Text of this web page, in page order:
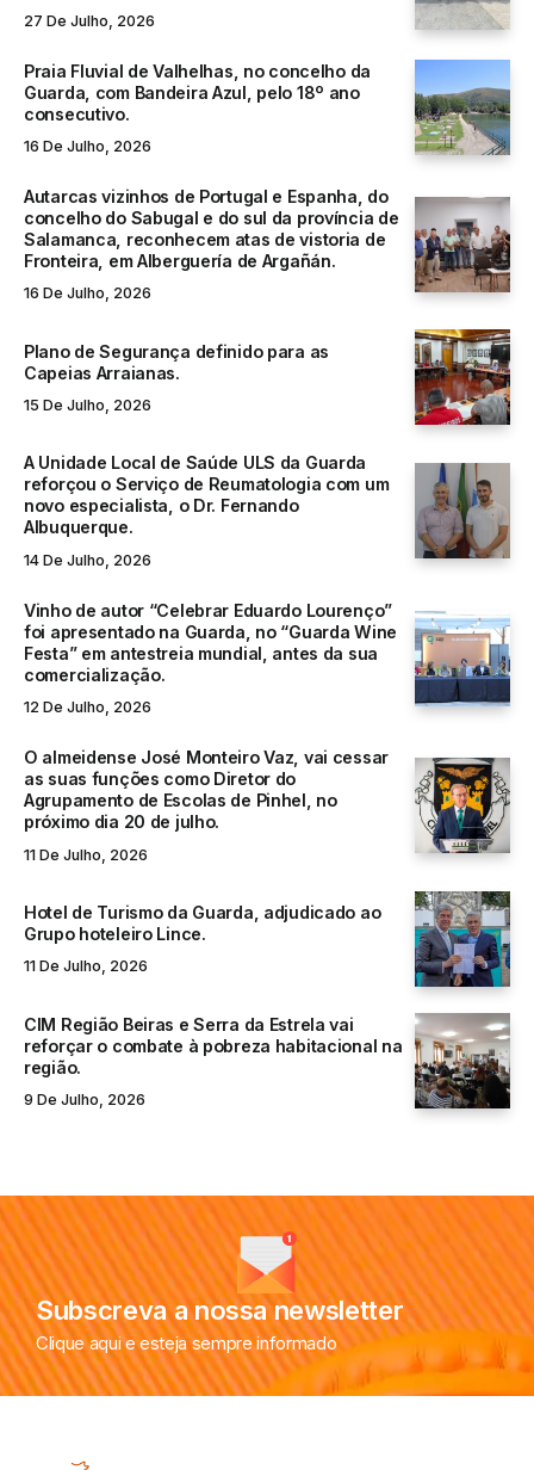
27 De Julho, 2026
Praia Fluvial de Valhelhas, no concelho da
Guarda, com Bandeira Azul, pelo 18º ano
consecutivo.
16 De Julho, 2026
Autarcas vizinhos de Portugal e Espanha, do
concelho do Sabugal e do sul da província de
Salamanca, reconhecem atas de vistoria de
Fronteira, em Alberguería de Argañán.
16 De Julho, 2026
Plano de Segurança definido para as
Capeias Arraianas.
15 De Julho, 2026
A Unidade Local de Saúde ULS da Guarda
reforçou o Serviço de Reumatologia com um
novo especialista, o Dr. Fernando
Albuquerque.
14 De Julho, 2026
Vinho de autor “Celebrar Eduardo Lourenço”
foi apresentado na Guarda, no “Guarda Wine
Festa” em antestreia mundial, antes da sua
comercialização.
12 De Julho, 2026
O almeidense José Monteiro Vaz, vai cessar
as suas funções como Diretor do
Agrupamento de Escolas de Pinhel, no
próximo dia 20 de julho.
11 De Julho, 2026
Hotel de Turismo da Guarda, adjudicado ao
Grupo hoteleiro Lince.
11 De Julho, 2026
CIM Região Beiras e Serra da Estrela vai
reforçar o combate à pobreza habitacional na
região.
9 De Julho, 2026
Subscreva a nossa newsletter
Clique aqui e esteja sempre informado